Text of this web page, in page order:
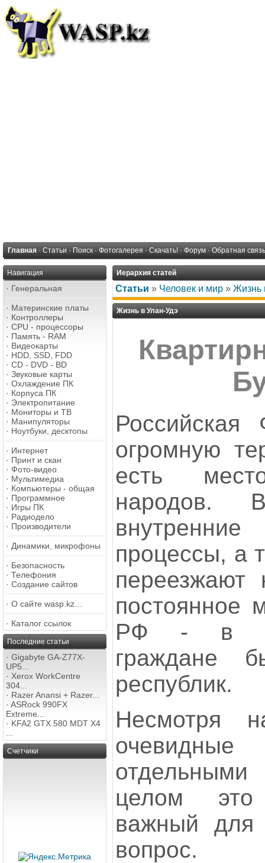
Главная · Статьи · Поиск · Фотогалерея · Скачать! · Форум · Обратная связь
Навигация
· Генеральная
· Материнские платы
· Контроллеры
· CPU - процессоры
· Память - RAM
· Видеокарты
· HDD, SSD, FDD
· CD - DVD - BD
· Звуковые карты
· Охлаждение ПК
· Корпуса ПК
· Электропитание
· Мониторы и ТВ
· Манипуляторы
· Ноутбуки, десктопы
· Интернет
· Принт и скан
· Фото-видео
· Мультимедиа
· Компьютеры - общая
· Программное
· Игры ПК
· Радиодело
· Производители
· Динамики, микрофоны
· Безопасность
· Телефония
· Создание сайтов
· О сайте wasp.kz...
· Каталог ссылок
Последние статьи
· Gigabyte GA-Z77X-
UP5...
· Xerox WorkCentre
304...
· Razer Anansi + Razer...
· ASRock 990FX
Extreme...
· KFA2 GTX 580 MDT X4
Счетчики
Иерархия статей
Статьи » Человек и мир » Жизнь
Жизнь в Улан-Удэ
Российская
огромную
есть
народов.
процессы, а
постоянное
РФ - в
граждане
республик.
Несмотря
целом
важный для
вопрос.